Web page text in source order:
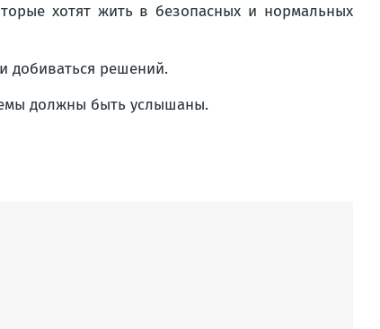
хотят жить в безопасных и нормальных
добиваться решений.
должны быть услышаны.